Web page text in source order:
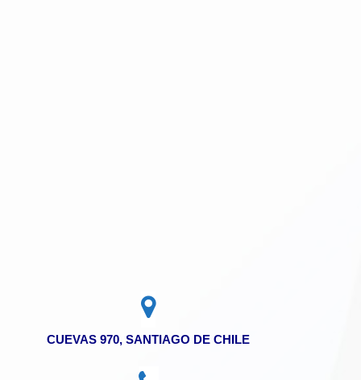
CUEVAS 970, SANTIAGO DE CHILE